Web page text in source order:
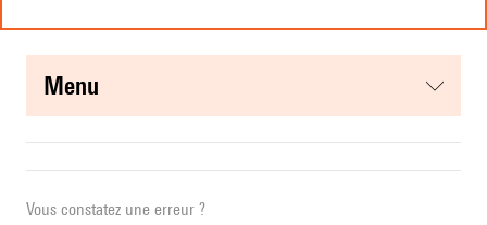
menu
Vous constatez une erreur ?